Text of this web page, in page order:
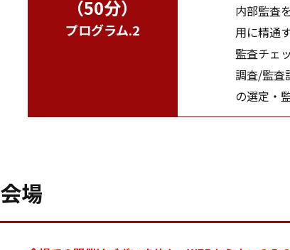
（50分）
プログラム.2
内部監査
用に精通
監査チェ
調査/監査
の選定・
会場